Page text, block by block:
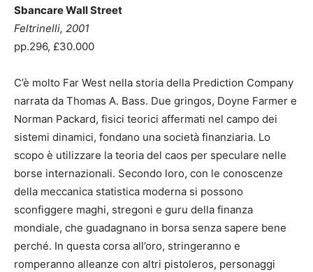
Sbancare Wall Street
Feltrinelli, 2001
pp.296, £30.000
C’è molto Far West nella storia della Prediction Company
narrata da Thomas A. Bass. Due gringos, Doyne Farmer e
Norman Packard, fisici teorici affermati nel campo dei
sistemi dinamici, fondano una società finanziaria. Lo
scopo è utilizzare la teoria del caos per speculare nelle
borse internazionali. Secondo loro, con le conoscenze
della meccanica statistica moderna si possono
sconfiggere maghi, stregoni e guru della finanza
mondiale, che guadagnano in borsa senza sapere bene
perché. In questa corsa all’oro, stringeranno e
romperanno alleanze con altri pistoleros, personaggi